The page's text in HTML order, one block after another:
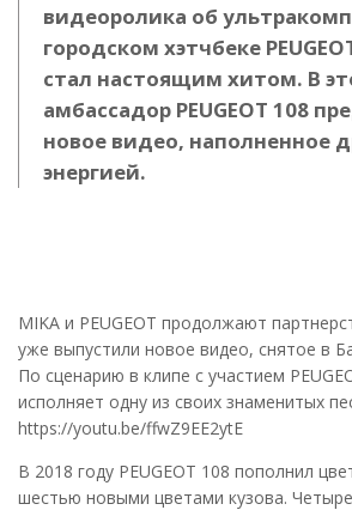
видеоролика об
городском хэтчбеке
стал настоящим хитом. В
амбассадор PEUGEOT 108
новое видео, наполненное
энергией.
MIKA и PEUGEOT продолжают
уже выпустили новое видео, снятое в
По сценарию в клипе с участием
исполняет одну из своих знаменитых
https://youtu.be/ffwZ9EE2ytE
В 2018 году PEUGEOT 108 пополнил
шестью новыми цветами кузова.